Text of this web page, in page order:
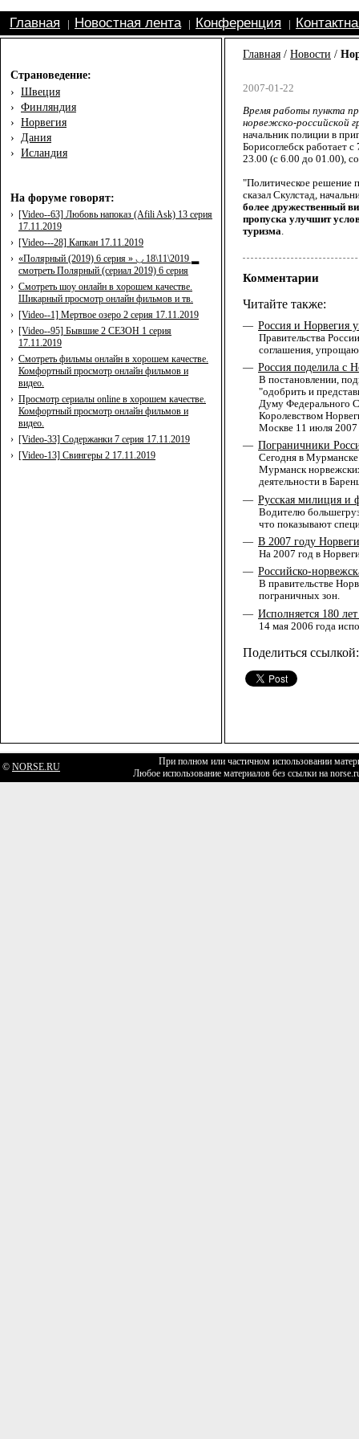
Главная Новостная лента| Конференция
Страноведение:
› Швеция
› Финляндия
› Норвегия
› Дания
› Исландия
На форуме говорят:
› [Video--63] Любовь напоказ (Afili Ask) 13 серия
17.11.2019
› [Video---28] Капкан 17.11.2019
› «Полярный (2019) 6 серия » ◡ 18\11\2019 ▂
смотреть Полярный (сериал 2019) 6 серия
› Смотреть шоу онлайн в хорошем качестве.
Шикарный просмотр онлайн фильмов и тв.
› [Video--1] Мертвое озеро 2 серия 17.11.2019
› [Video--95] Бывшие 2 СЕЗОН 1 серия
17.11.2019
› Смотреть фильмы онлайн в хорошем качестве.
Комфортный просмотр онлайн фильмов и
видео.
› Просмотр сериалы online в хорошем качестве.
Комфортный просмотр онлайн фильмов и
видео.
› [Video-33] Содержанки 7 серия 17.11.2019
› [Video-13] Свингеры 2 17.11.2019
Главная / Новости /
2007-01-22
Время работы пункта
норвежско-российской
начальник полиции в
Борисоглебск работает
23.00 (с 6.00 до 01.00),
"Политическое решение
сказал Скулстад,
более дружественный
пропуска улучшит
туризма
Комментарии
Читайте также:
— Россия и Норвегия
Правительства
соглашения,
— Россия поделила c
В постановлении,
"одобрить и
Думу Федерального
Королевством
Москве 11 июля 2007
— Пограничники
Сегодня в
Мурманск
деятельности в
— Русская милиция и
Водителю
что показывают
— В 2007 году
На 2007 год в
— Российско-
В правительстве
пограничных зон.
— Исполняется 180
14 мая 2006 года
Поделиться ссылкой:
© NORSE.RU
При полном или частичном использовании
Любое использование материалов без ссылки на